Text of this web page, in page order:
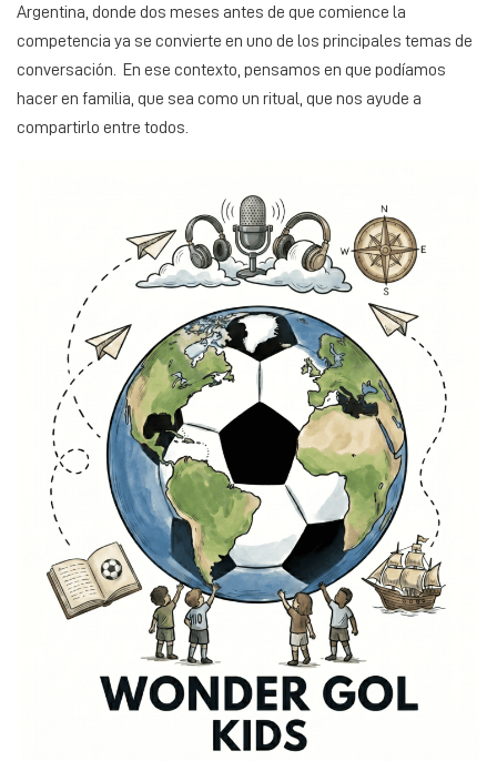
Argentina, donde dos meses antes de que comience la
competencia ya se convierte en uno de los principales temas de
conversación. En ese contexto, pensamos en que podíamos
hacer en familia, que sea como un ritual, que nos ayude a
compartirlo entre todos.